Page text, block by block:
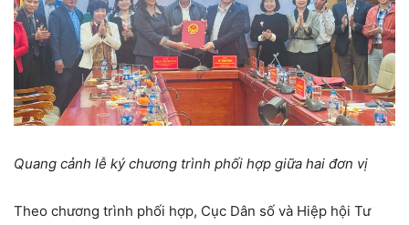
Quang cảnh lễ ký chương trình phối hợp giữa hai đơn vị
Theo chương trình phối hợp, Cục Dân số và Hiệp hội Tư